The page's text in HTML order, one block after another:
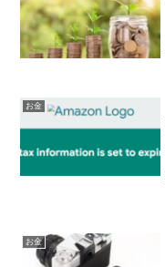
お金
お金